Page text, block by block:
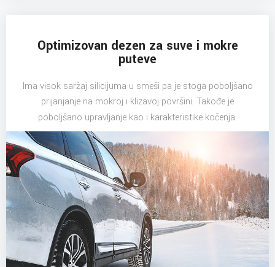
Optimizovan dezen za suve i mokre
puteve
Ima visok saržaj silicijuma u smeši pa je stoga poboljšano
prijanjanje na mokroj i klizavoj površini. Takođe je
poboljšano upravljanje kao i karakteristike kočenja.